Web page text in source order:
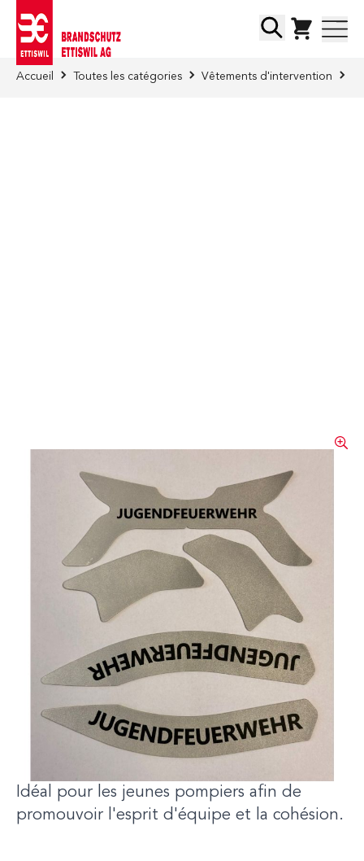
Chercher
Accueil Toutes les catégories Vêtements d'intervention
Autocollants gris
'Jugendfeuerwehr', lot de
Lot de 5 autocollants réfléchissants pour
personnaliser le casque F2XR avec
l'inscription: JUGENDFEUERWEHR. Grâce à
son impression noire
‘’JUGENDFEUERWEHR’’ (jeune sapeur-
Idéal pour les jeunes pompiers afin de
promouvoir l'esprit d'équipe et la cohésion.